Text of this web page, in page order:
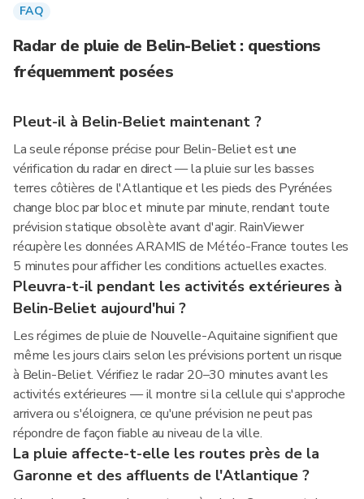
FAQ
Radar de pluie de Belin-Beliet : questions
fréquemment posées
Pleut-il à Belin-Beliet maintenant ?
La seule réponse précise pour Belin-Beliet est une
vérification du radar en direct — la pluie sur les basses
terres côtières de l'Atlantique et les pieds des Pyrénées
change bloc par bloc et minute par minute, rendant toute
prévision statique obsolète avant d'agir. RainViewer
récupère les données ARAMIS de Météo-France toutes les
5 minutes pour afficher les conditions actuelles exactes.
Pleuvra-t-il pendant les activités extérieures à
Belin-Beliet aujourd'hui ?
Les régimes de pluie de Nouvelle-Aquitaine signifient que
même les jours clairs selon les prévisions portent un risque
à Belin-Beliet. Vérifiez le radar 20–30 minutes avant les
activités extérieures — il montre si la cellule qui s'approche
arrivera ou s'éloignera, ce qu'une prévision ne peut pas
répondre de façon fiable au niveau de la ville.
La pluie affecte-t-elle les routes près de la
Garonne et des affluents de l'Atlantique ?